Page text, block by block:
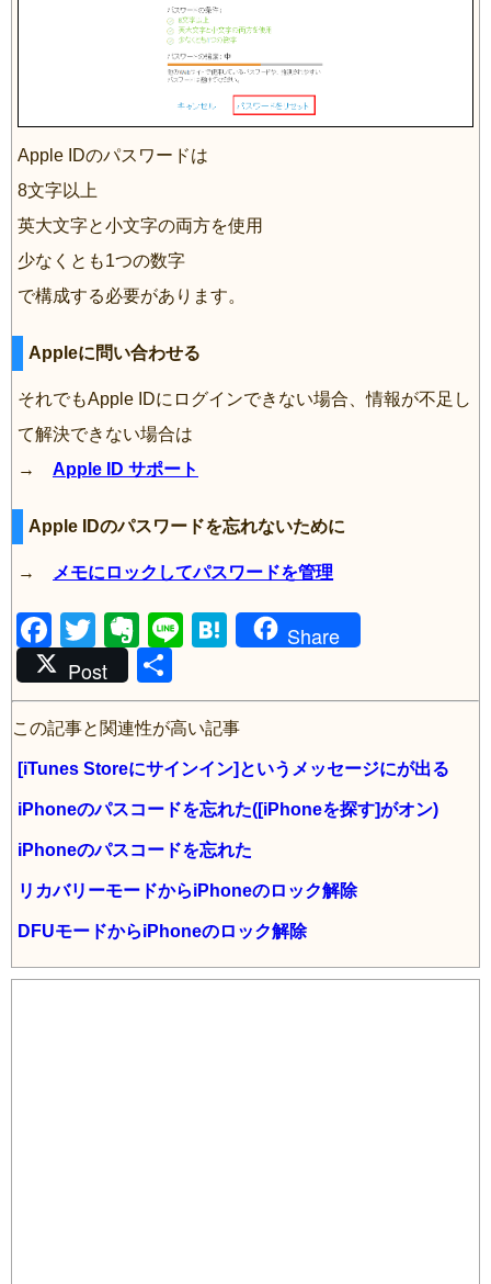
Apple IDのパスワードは
8文字以上
英大文字と小文字の両方を使用
少なくとも1つの数字
で構成する必要があります。
Appleに問い合わせる
それでもApple IDにログインできない場合、情報が不足し
て解決できない場合は
→ Apple ID サポート
Apple IDのパスワードを忘れないために
→ メモにロックしてパスワードを管理
F
a
c
e
b
o
o
k
T
wi
tt
er
E
v
er
n
ot
e
Li
e
H
e
n
a
Share
Post
有
この記事と関連性が高い記事
[iTunes Storeにサインイン]というメッセージにが出る
iPhoneのパスコードを忘れた([iPhoneを探す]がオン)
iPhoneのパスコードを忘れた
リカバリーモードからiPhoneのロック解除
DFUモードからiPhoneのロック解除